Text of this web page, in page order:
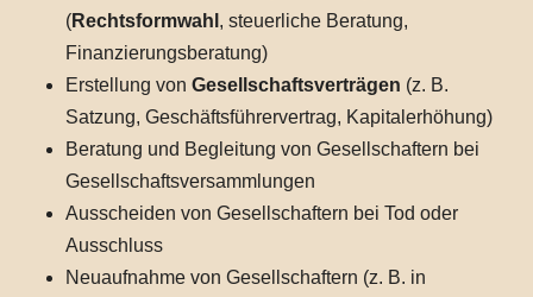
(Rechtsformwahl , steuerliche Beratung,
Finanzierungsberatung)
Erstellung von Gesellschaftsverträgen (z. B.
Satzung, Geschäftsführervertrag, Kapitalerhöhung)
Beratung und Begleitung von Gesellschaftern bei
Gesellschaftsversammlungen
Ausscheiden von Gesellschaftern bei Tod oder
Ausschluss
Neuaufnahme von Gesellschaftern (z. B. in